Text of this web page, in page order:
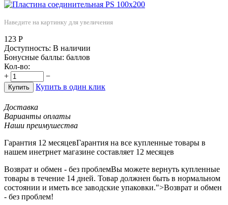
Наведите на картинку для увеличения
123 Р
Доступность: В наличии
Бонусные баллы: баллов
Кол-во:
+
−
Купить Купить в один клик
Доставка
Варианты оплаты
Наши преимушества
Гарантия 12 месяцевГарантия на все купленные товары в
нашем инетрнет магазине составляет 12 месяцев
Возврат и обмен - без проблемВы можете вернуть купленные
товары в течение 14 дней. Товар должнен быть в нормальном
состоянии и иметь все заводские упаковки.">Возврат и обмен
- без проблем!